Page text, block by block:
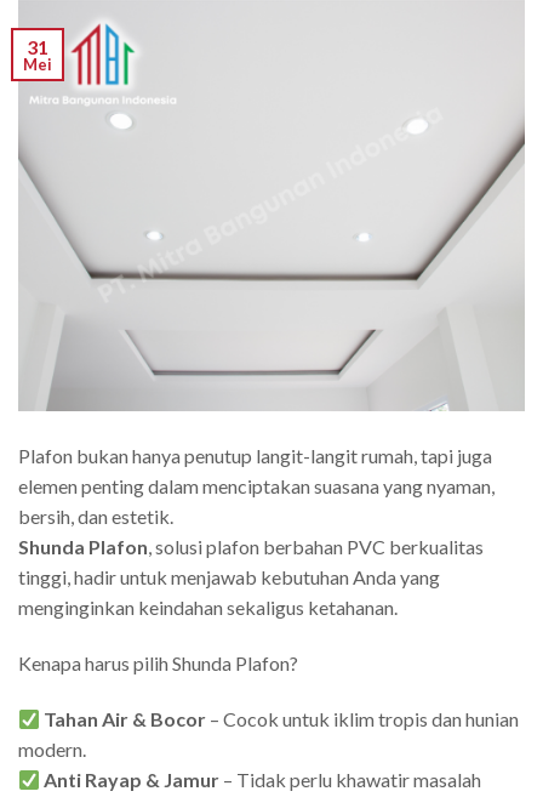
31
Mei
Plafon bukan hanya penutup langit-langit rumah, tapi juga
elemen penting dalam menciptakan suasana yang nyaman,
bersih, dan estetik.
Shunda Plafon, solusi plafon berbahan PVC berkualitas
tinggi, hadir untuk menjawab kebutuhan Anda yang
menginginkan keindahan sekaligus ketahanan.
Kenapa harus pilih Shunda Plafon?
Tahan Air & Bocor – Cocok untuk iklim tropis dan hunian
modern.
Anti Rayap & Jamur – Tidak perlu khawatir masalah